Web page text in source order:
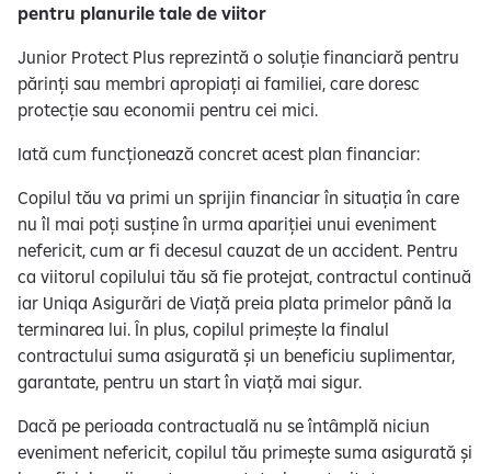
pentru planurile tale de viitor
Junior Protect Plus reprezintă o soluție financiară pentru
părinți sau membri apropiați ai familiei, care doresc
protecție sau economii pentru cei mici.
Iată cum funcționează concret acest plan financiar:
Copilul tău va primi un sprijin financiar în situația în care
nu îl mai poți susține în urma apariției unui eveniment
nefericit, cum ar fi decesul cauzat de un accident. Pentru
ca viitorul copilului tău să fie protejat, contractul continuă
iar Uniqa Asigurări de Viață preia plata primelor până la
terminarea lui. În plus, copilul primește la finalul
contractului suma asigurată și un beneficiu suplimentar,
garantate, pentru un start în viață mai sigur.
Dacă pe perioada contractuală nu se întâmplă niciun
eveniment nefericit, copilul tău primește suma asigurată și